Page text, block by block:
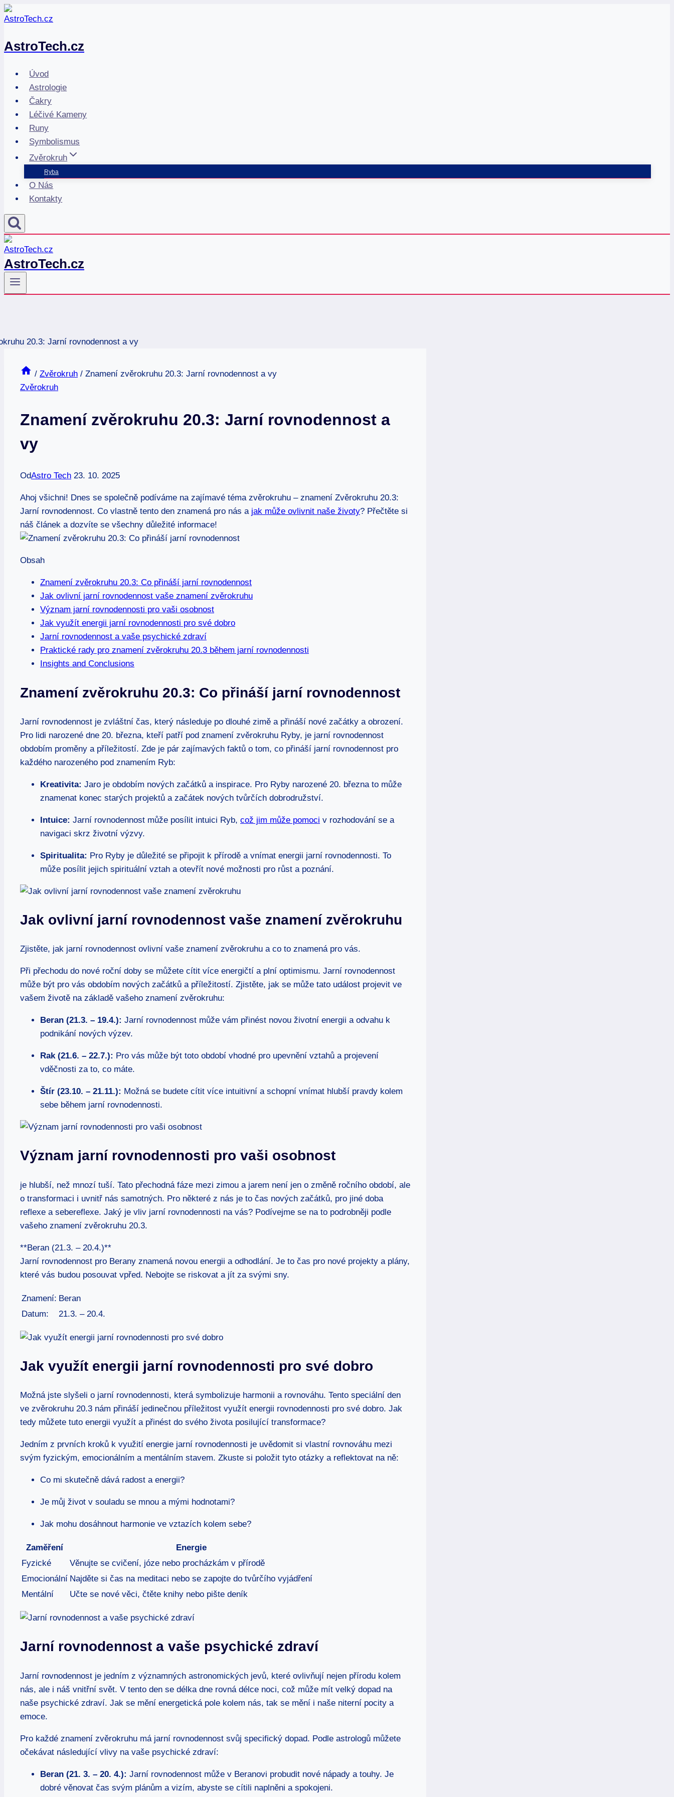
Přeskočit
na
AstroTech.cz
Úvod
Astrologie
Čakry
Léčivé Kameny
Runy
Symbolismus
Zvěrokruh
Ryba
O Nás
Kontakty
AstroTech.cz
/ Zvěrokruh / Znamení zvěrokruhu 20.3: Jarní rovnodennost a vy
Zvěrokruh
Znamení zvěrokruhu 20.3: Jarní rovnodennost a
vy
OdAstro Tech 23. 10. 2025
Ahoj všichni! Dnes se společně podíváme na zajímavé téma zvěrokruhu – znamení Zvěrokruhu 20.3:
Jarní rovnodennost. Co vlastně tento den znamená pro nás a jak může ovlivnit naše životy? Přečtěte si
náš článek a dozvíte se všechny důležité informace!
Obsah
Znamení zvěrokruhu 20.3: Co přináší jarní rovnodennost
Jak ovlivní jarní rovnodennost vaše znamení zvěrokruhu
Význam jarní rovnodennosti pro vaši osobnost
Jak využít energii jarní rovnodennosti pro své dobro
Jarní rovnodennost a vaše psychické zdraví
Praktické rady pro znamení zvěrokruhu 20.3 během jarní rovnodennosti
Insights and Conclusions
Znamení zvěrokruhu 20.3: Co přináší jarní rovnodennost
Jarní rovnodennost je zvláštní čas, který následuje po dlouhé zimě a přináší nové začátky a obrození.
Pro lidi narozené dne 20. března, kteří patří pod znamení zvěrokruhu Ryby, je jarní rovnodennost
obdobím proměny a příležitostí. Zde je pár zajímavých faktů o tom, co přináší jarní rovnodennost pro
každého narozeného pod znamením Ryb:
Kreativita: Jaro je obdobím nových začátků a inspirace. Pro Ryby narozené 20. března to může
znamenat konec starých projektů a začátek nových tvůrčích dobrodružství.
Intuice: Jarní rovnodennost může posílit intuici Ryb, což jim může pomoci v rozhodování se a
navigaci skrz životní výzvy.
Spiritualita: Pro Ryby je důležité se připojit k přírodě a vnímat energii jarní rovnodennosti. To
může posílit jejich spirituální vztah a otevřít nové možnosti pro růst a poznání.
Jak ovlivní jarní rovnodennost vaše znamení zvěrokruhu
Zjistěte, jak jarní rovnodennost ovlivní vaše znamení zvěrokruhu a co to znamená pro vás.
Při přechodu do nové roční doby se můžete cítit více energičtí a plní optimismu. Jarní rovnodennost
může být pro vás obdobím nových začátků a příležitostí. Zjistěte, jak se může tato událost projevit ve
vašem životě na základě vašeho znamení zvěrokruhu:
Beran (21.3. – 19.4.): Jarní rovnodennost může vám přinést novou životní energii a odvahu k
podnikání nových výzev.
Rak (21.6. – 22.7.): Pro vás může být toto období vhodné pro upevnění vztahů a projevení
vděčnosti za to, co máte.
Štír (23.10. – 21.11.): Možná se budete cítit více intuitivní a schopní vnímat hlubší pravdy kolem
sebe během jarní rovnodennosti.
Význam jarní rovnodennosti pro vaši osobnost
je hlubší, než mnozí tuší. Tato přechodná fáze mezi zimou a jarem není jen o změně ročního období, ale
o transformaci i uvnitř nás samotných. Pro některé z nás je to čas nových začátků, pro jiné doba
reflexe a sebereflexe. Jaký je vliv jarní rovnodennosti na vás? Podívejme se na to podrobněji podle
vašeho znamení zvěrokruhu 20.3.
**Beran (21.3. – 20.4.)**
Jarní rovnodennost pro Berany znamená novou energii a odhodlání. Je to čas pro nové projekty a plány,
které vás budou posouvat vpřed. Nebojte se riskovat a jít za svými sny.
Znamení: Beran
Datum:
21.3. – 20.4.
Jak využít energii jarní rovnodennosti pro své dobro
Možná jste slyšeli o jarní rovnodennosti, která symbolizuje harmonii a rovnováhu. Tento speciální den
ve zvěrokruhu 20.3 nám přináší jedinečnou příležitost využít energii rovnodennosti pro své dobro. Jak
tedy můžete tuto energii využít a přinést do svého života posilující transformace?
Jedním z prvních kroků k využití energie jarní rovnodennosti je uvědomit si vlastní rovnováhu mezi
svým fyzickým, emocionálním a mentálním stavem. Zkuste si položit tyto otázky a reflektovat na ně:
Co mi skutečně dává radost a energii?
Je můj život v souladu se mnou a mými hodnotami?
Jak mohu dosáhnout harmonie ve vztazích kolem sebe?
Zaměření
Energie
Fyzické
Věnujte se cvičení, józe nebo procházkám v přírodě
Emocionální Najděte si čas na meditaci nebo se zapojte do tvůrčího vyjádření
Mentální
Učte se nové věci, čtěte knihy nebo pište deník
Jarní rovnodennost a vaše psychické zdraví
Jarní rovnodennost je jedním z významných astronomických jevů, které ovlivňují nejen přírodu kolem
nás, ale i náš vnitřní svět. V tento den se délka dne rovná délce noci, což může mít velký dopad na
naše psychické zdraví. Jak se mění energetická pole kolem nás, tak se mění i naše niterní pocity a
emoce.
Pro každé znamení zvěrokruhu má jarní rovnodennost svůj specifický dopad. Podle astrologů můžete
očekávat následující vlivy na vaše psychické zdraví:
Beran (21. 3. – 20. 4.): Jarní rovnodennost může v Beranovi probudit nové nápady a touhy. Je
dobré věnovat čas svým plánům a vizím, abyste se cítili naplněni a spokojeni.